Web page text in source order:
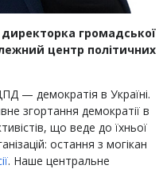
громадської
центр політичних
— демократія в Україні.
згортання демократії в
що веде до їхньої
остання з могікан
. Наше центральне